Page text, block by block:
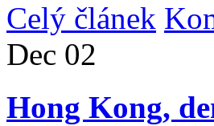
Celý článek
Dec 02
Hong Kong,